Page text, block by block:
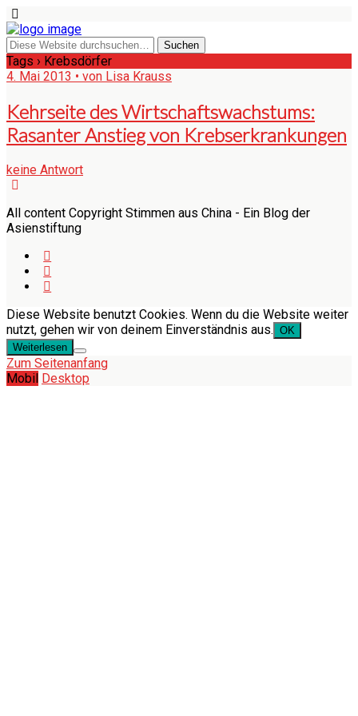
Tags › Krebsdörfer
4. Mai 2013 • von Lisa Krauss
Kehrseite des Wirtschaftswachstums:
Rasanter Anstieg von Krebserkrankungen
keine Antwort
All content Copyright Stimmen aus China - Ein Blog der
Asienstiftung
Diese Website benutzt Cookies. Wenn du die Website weiter
nutzt, gehen wir von deinem Einverständnis aus. OK
Weiterlesen
Zum Seitenanfang
Mobil Desktop